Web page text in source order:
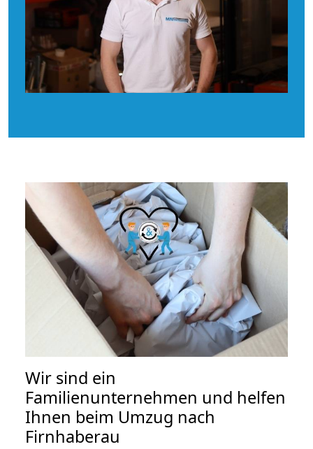
Wir sind ein
Familienunternehmen und helfen
Ihnen beim Umzug nach
Firnhaberau